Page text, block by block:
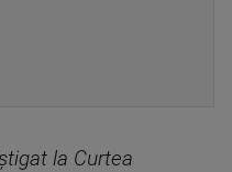
la Curtea